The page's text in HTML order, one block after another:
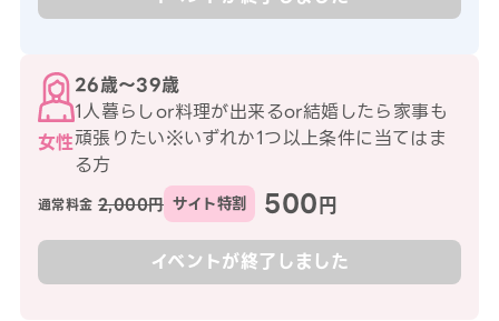
女性
26歳〜39歳
1人暮らしor料理が出来るor結婚したら家事も
頑張りたい※いずれか1つ以上条件に当てはま
る方
通常料金 2,000円 サイト特割 500円
イベントが終了しました